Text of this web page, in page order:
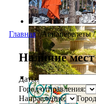
Главная /Авиаперелеты/
Наличие мест
Даты:
Город отправления:
Направление: